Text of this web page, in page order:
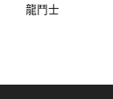
龍鬥士